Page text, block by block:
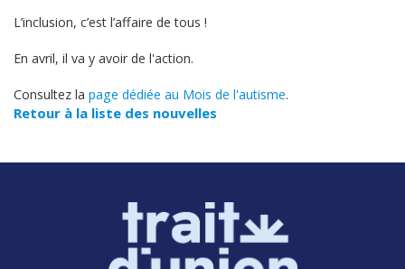
L’inclusion, c’est l’affaire de tous !
En avril, il va y avoir de l'action.
Consultez la page dédiée au Mois de l'autisme.
Retour à la liste des nouvelles